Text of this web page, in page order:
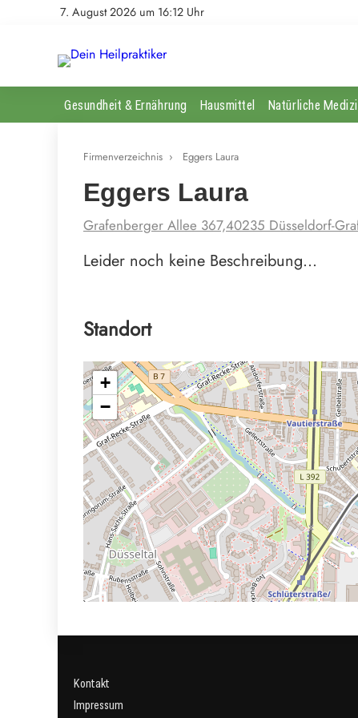
7. August 2026 um 16:12 Uhr
Gesundheit & Ernährung Hausmittel Natürliche
Firmenverzeichnis › Eggers Laura
Eggers Laura
Grafenberger Allee 367,40235 Düsseldorf-
Leider noch keine Beschreibung…
Standort
+
−
Kontakt
Impressum